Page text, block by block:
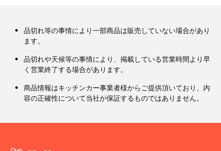
品切れ等の事情により一部商品は販売していない場合があり
ます。
品切れや天候等の事情により、掲載している営業時間より早
く営業終了する場合があります。
商品情報はキッチンカー事業者様からご提供頂いており、内
容の正確性について当社が保証するものではありません。